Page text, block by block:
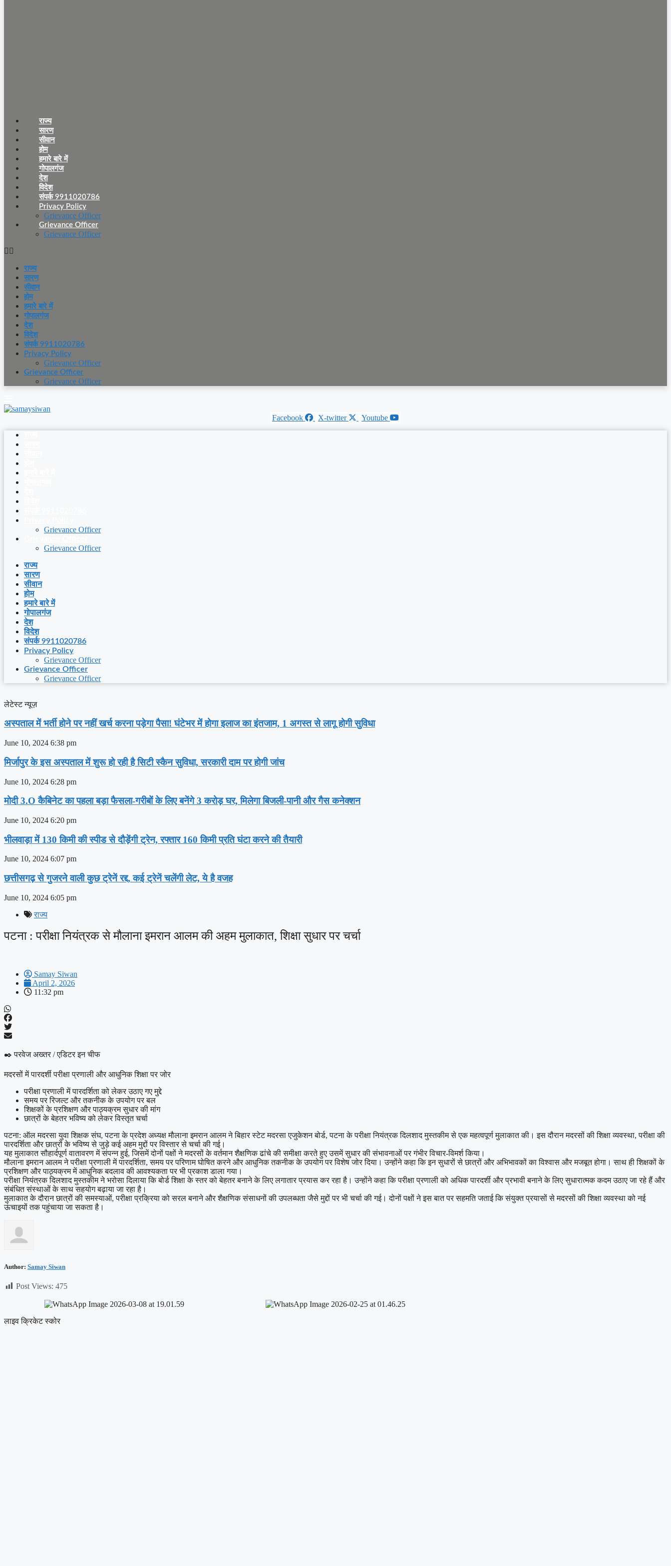
राज्य
सारण
सीवान
होम
हमारे बारे में
गोपालगंज
देश
विदेश
संपर्क 9911020786
Privacy Policy
Grievance Officer
Grievance Officer
Grievance Officer
राज्य
सारण
सीवान
होम
हमारे बारे में
गोपालगंज
देश
विदेश
संपर्क 9911020786
Privacy Policy
Grievance Officer
Grievance Officer
Grievance Officer
Facebook X-twitter Youtube
Grievance Officer
Grievance Officer
राज्य
सारण
सीवान
होम
हमारे बारे में
गोपालगंज
देश
विदेश
संपर्क 9911020786
Privacy Policy
Grievance Officer
Grievance Officer
Grievance Officer
लेटेस्ट न्यूज़
अस्‍पताल में भर्ती होने पर नहीं खर्च करना पड़ेगा पैसा! घंटेभर में होगा इलाज का इंतजाम, 1 अगस्‍त से लागू होगी सुविधा
June 10, 2024 6:38 pm
मिर्जापुर के इस अस्पताल में शुरू हो रही है सिटी स्कैन सुविधा, सरकारी दाम पर होगी जांच
June 10, 2024 6:28 pm
मोदी 3.O कैबिनेट का पहला बड़ा फैसला-गरीबों के ल‍िए बनेंगे 3 करोड़ घर, म‍िलेगा बिजली-पानी और गैस कनेक्‍शन
June 10, 2024 6:20 pm
भीलवाड़ा में 130 किमी की स्पीड से दौड़ेंगी ट्रेन, रफ्तार 160 किमी प्रति घंटा करने की तैयारी
June 10, 2024 6:07 pm
छत्तीसगढ़ से गुजरने वाली कुछ ट्रेनें रद्द, कई ट्रेनें चलेंगी लेट, ये है वजह
June 10, 2024 6:05 pm
राज्य
पटना : परीक्षा नियंत्रक से मौलाना इमरान आलम की अहम मुलाकात, शिक्षा सुधार पर चर्चा
Samay Siwan
April 2, 2026
11:32 pm
✒️ परवेज अख्तर / एडिटर इन चीफ
मदरसों में पारदर्शी परीक्षा प्रणाली और आधुनिक शिक्षा पर जोर
परीक्षा प्रणाली में पारदर्शिता को लेकर उठाए गए मुद्दे
समय पर रिजल्ट और तकनीक के उपयोग पर बल
शिक्षकों के प्रशिक्षण और पाठ्यक्रम सुधार की मांग
छात्रों के बेहतर भविष्य को लेकर विस्तृत चर्चा
पटना: ऑल मदरसा युवा शिक्षक संघ, पटना के प्रदेश अध्यक्ष मौलाना इमरान आलम ने बिहार स्टेट मदरसा एजुकेशन बोर्ड, पटना के परीक्षा नियंत्रक दिलशाद मुस्तकीम से एक महत्वपूर्ण मुलाकात की। इस दौरान मदरसों की शिक्षा व्यवस्था, परीक्षा की
पारदर्शिता और छात्रों के भविष्य से जुड़े कई अहम मुद्दों पर विस्तार से चर्चा की गई।
यह मुलाकात सौहार्दपूर्ण वातावरण में संपन्न हुई, जिसमें दोनों पक्षों ने मदरसों के वर्तमान शैक्षणिक ढांचे की समीक्षा करते हुए उसमें सुधार की संभावनाओं पर गंभीर विचार-विमर्श किया।
मौलाना इमरान आलम ने परीक्षा प्रणाली में पारदर्शिता, समय पर परिणाम घोषित करने और आधुनिक तकनीक के उपयोग पर विशेष जोर दिया। उन्होंने कहा कि इन सुधारों से छात्रों और अभिभावकों का विश्वास और मजबूत होगा। साथ ही शिक्षकों के
प्रशिक्षण और पाठ्यक्रम में आधुनिक बदलाव की आवश्यकता पर भी प्रकाश डाला गया।
परीक्षा नियंत्रक दिलशाद मुस्तकीम ने भरोसा दिलाया कि बोर्ड शिक्षा के स्तर को बेहतर बनाने के लिए लगातार प्रयास कर रहा है। उन्होंने कहा कि परीक्षा प्रणाली को अधिक पारदर्शी और प्रभावी बनाने के लिए सुधारात्मक कदम उठाए जा रहे हैं और
संबंधित संस्थाओं के साथ सहयोग बढ़ाया जा रहा है।
मुलाकात के दौरान छात्रों की समस्याओं, परीक्षा प्रक्रिया को सरल बनाने और शैक्षणिक संसाधनों की उपलब्धता जैसे मुद्दों पर भी चर्चा की गई। दोनों पक्षों ने इस बात पर सहमति जताई कि संयुक्त प्रयासों से मदरसों की शिक्षा व्यवस्था को नई
ऊंचाइयों तक पहुंचाया जा सकता है।
Author: Samay Siwan
Post Views: 475
लाइव क्रिकेट स्कोर